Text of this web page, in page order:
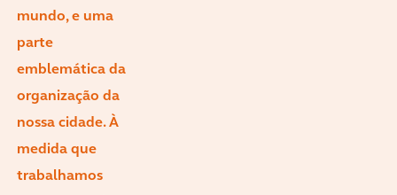
mundo, e uma
parte
emblemática da
organização da
nossa cidade. À
medida que
trabalhamos